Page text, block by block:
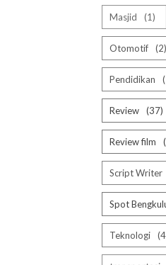
Masjid 1
Otomotif 2
Pendidikan
Review 37
Review film
Script Writer
Spot
Teknologi 4